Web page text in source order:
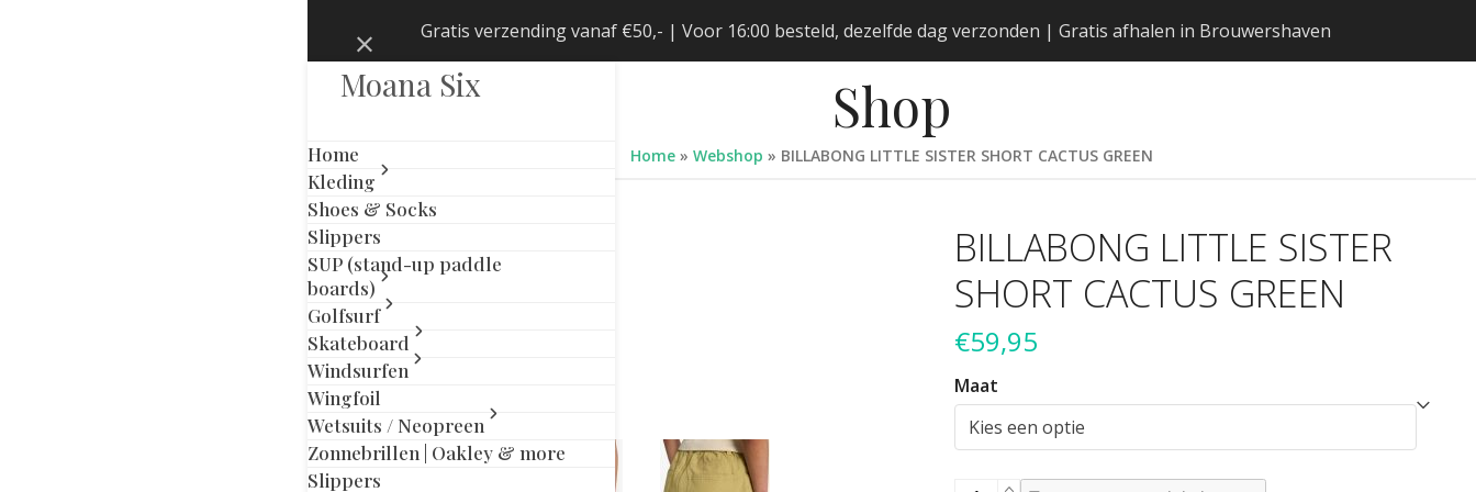
Gratis verzending vanaf €50,- | Voor 16:00 besteld, dezelfde dag verzonden | Gratis afhalen in Brouwershaven
Negeren
Moana Six
Home
Kleding
Shoes & Socks
Slippers
SUP (stand-up paddle
boards)
Golfsurf
Skateboard
Windsurfen
Wingfoil
Wetsuits / Neopreen
Zonnebrillen | Oakley & more
Slippers
Shop
Home » Webshop » BILLABONG LITTLE SISTER SHORT CACTUS GREEN
previous
next
BILLABONG LITTLE SISTER
SHORT CACTUS GREEN
€59,95
Maat